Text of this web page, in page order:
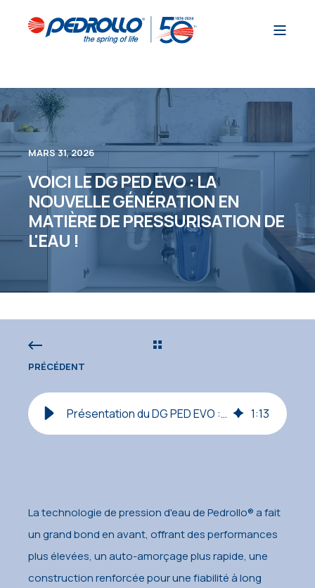
MARS 31, 2026
VOICI LE DG PED EVO : LA
NOUVELLE GÉNÉRATION EN
MATIÈRE DE PRESSURISATION DE
L'EAU !
PRÉCÉDENT
Présentation du DG PED EVO : l'évolution de la pressurisation de l'eau ! 1:13
La technologie de pression d'eau de Pedrollo® a fait
un grand bond en avant, offrant des performances
plus élevées, un auto-amorçage plus rapide, une
construction renforcée pour une fiabilité à long